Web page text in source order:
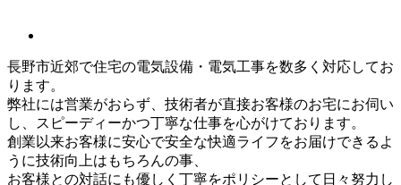
長野市近郊で住宅の電気設備・電気工事を数多く対応してお
ります。
弊社には営業がおらず、技術者が直接お客様のお宅にお伺い
し、スピーディーかつ丁寧な仕事を心がけております。
創業以来お客様に安心で安全な快適ライフをお届けできるよ
うに技術向上はもちろんの事、
お客様との対話にも優しく丁寧をポリシーとして日々努力し